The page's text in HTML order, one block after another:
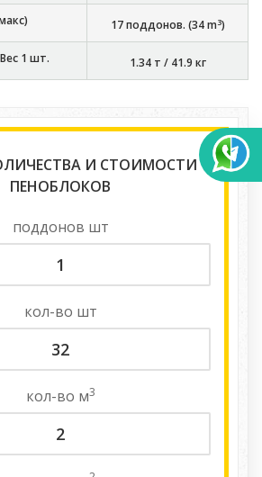
17поддонов. (34m3)
1 шт. 1.34 т / 41.9 кг
И СТОИМОСТИ
ПЕНОБЛОКОВ
поддонов шт
кол-во шт
кол-во м3